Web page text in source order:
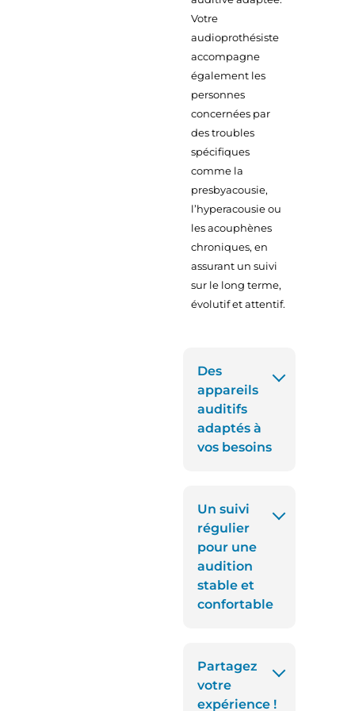
Votre
audioprothésiste
accompagne
également les
personnes
concernées par
des troubles
spécifiques
comme la
presbyacousie,
l’hyperacousie ou
les acouphènes
chroniques, en
assurant un suivi
sur le long terme,
évolutif et attentif.
Des
appareils
auditifs
adaptés à
vos besoins
Un suivi
régulier
pour une
audition
stable et
confortable
Partagez
votre
expérience !